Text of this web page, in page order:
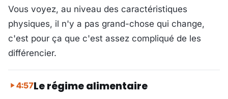
Vous voyez, au niveau des caractéristiques
physiques, il n'y a pas grand-chose qui change,
c'est pour ça que c'est assez compliqué de les
différencier.
4:57Le régime alimentaire